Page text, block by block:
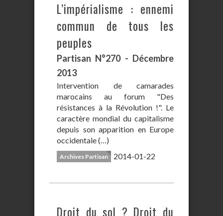
L’impérialisme : ennemi
commun de tous les
peuples
Partisan N°270 - Décembre
2013
Intervention de camarades
marocains au forum "Des
résistances à la Révolution !". Le
caractère mondial du capitalisme
depuis son apparition en Europe
occidentale (…)
Archives Partisan 2014-01-22
Droit du sol ? Droit du